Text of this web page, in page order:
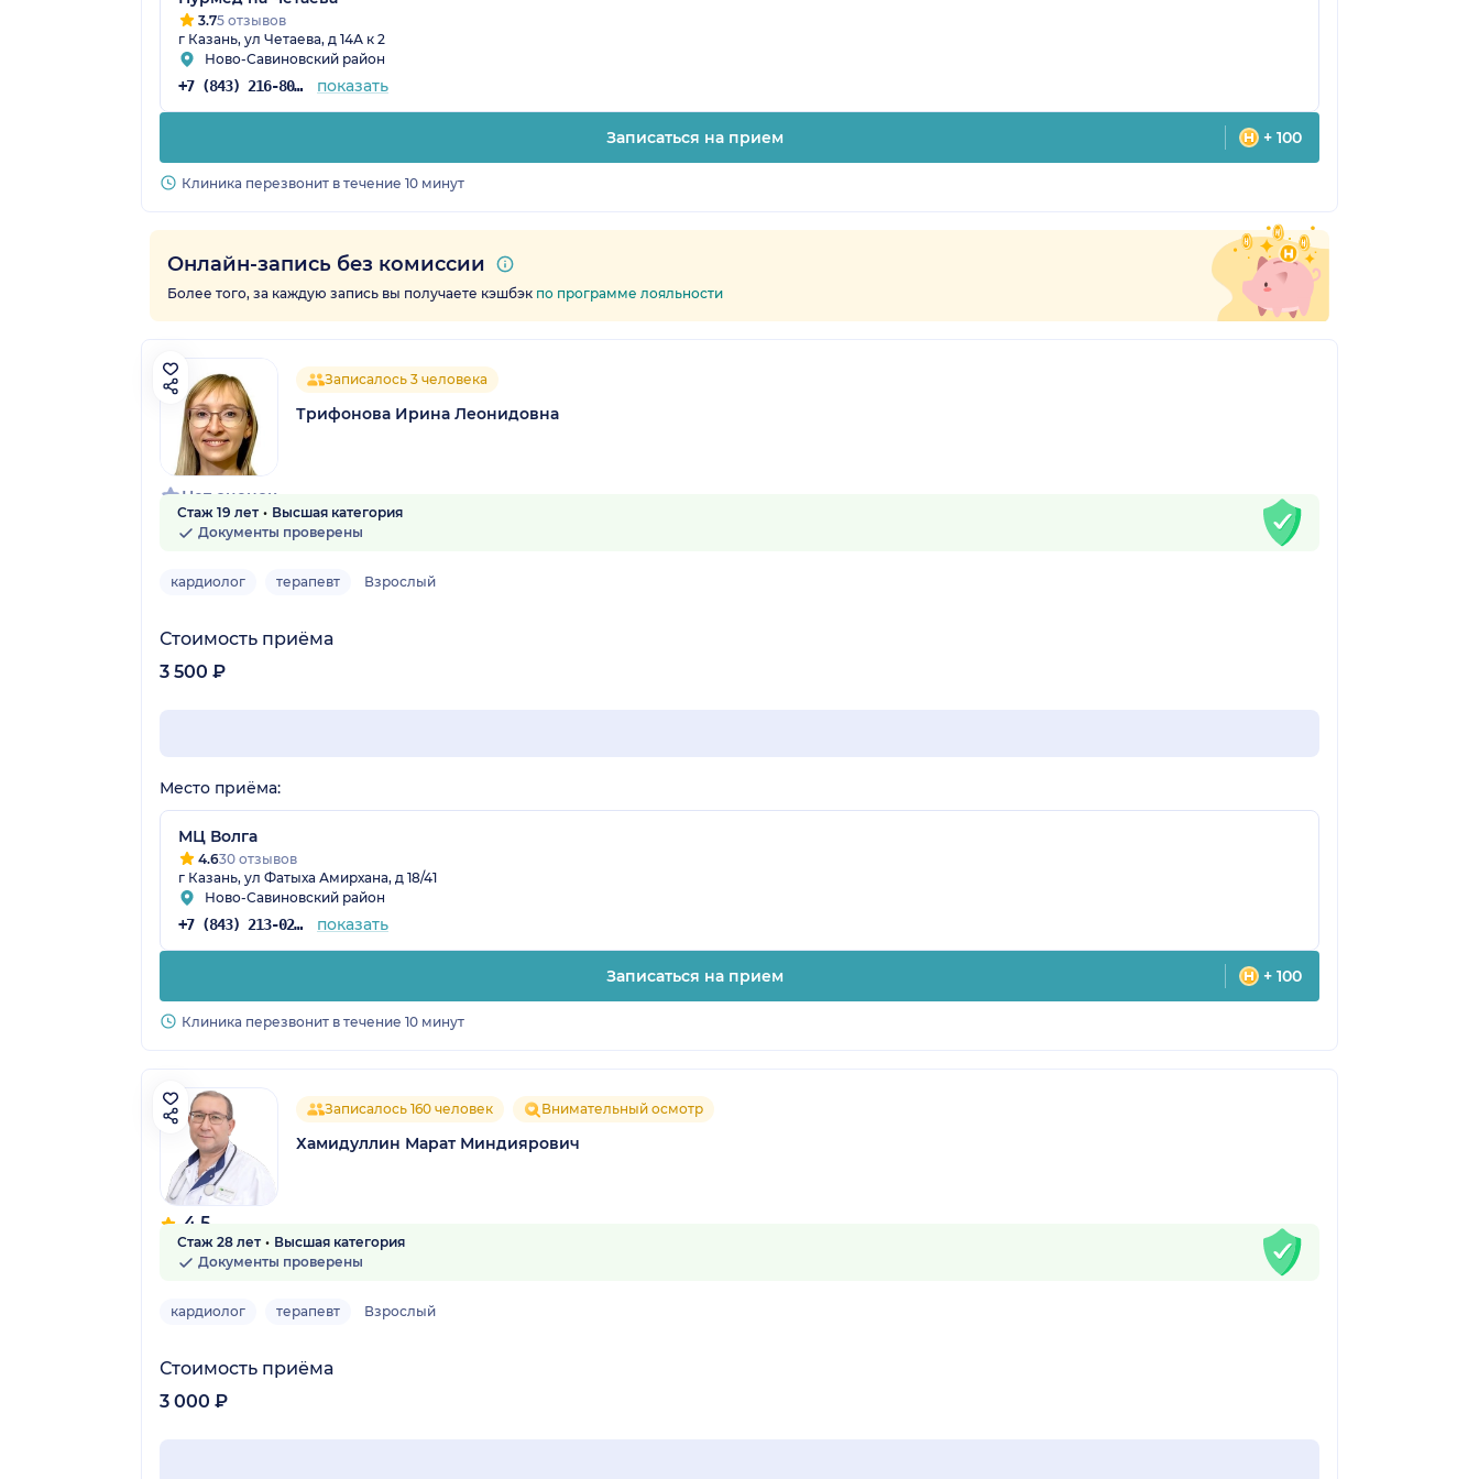
3.75 отзывов
г Казань, ул Четаева, д 14А к 2
Ново-Савиновский район
+7 (843) 216-80-18 показать
Записаться на прием + 100
Клиника перезвонит в течение 10 минут
Онлайн-запись без комиссии
Более того, за каждую запись вы получаете кэшбэк по программе лояльности
Нет оценок
Записалось 3 человека
Трифонова Ирина Леонидовна
Стаж 19 лет
Высшая категория
Документы проверены
кардиолог терапевт Взрослый
Стоимость приёма
3 500 ₽
Место приёма:
МЦ Волга
4.630 отзывов
г Казань, ул Фатыха Амирхана, д 18/41
Ново-Савиновский район
+7 (843) 213-02-70 показать
Записаться на прием + 100
Клиника перезвонит в течение 10 минут
4.5
11 отзывов
Записалось 160 человек Внимательный осмотр
Хамидуллин Марат Миндиярович
Стаж 28 лет
Высшая категория
Документы проверены
кардиолог терапевт Взрослый
Стоимость приёма
3 000 ₽